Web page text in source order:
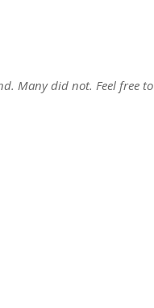
Many did not. Feel free to